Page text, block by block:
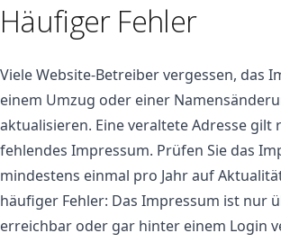
Häufiger Fehler
Viele Website-Betreiber vergessen, das
einem Umzug oder einer
aktualisieren. Eine veraltete Adresse gilt
fehlendes Impressum. Prüfen Sie das
mindestens einmal pro Jahr auf
häufiger Fehler: Das Impressum ist nur
erreichbar oder gar hinter einem Login